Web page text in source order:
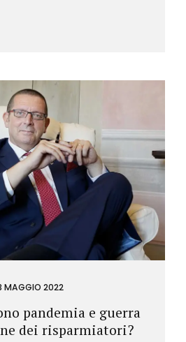
propria iscritta, a causa del
ricorreva in via d’urgenza al
chiedere la sospensione di
gravemente pregiudizievole per
quanto impeditivo dello
professione. Per il Giudice
Zanda, il
dal Consiglio lede...
MAGGIO 2022
pandemia e guerra
dei risparmiatori?